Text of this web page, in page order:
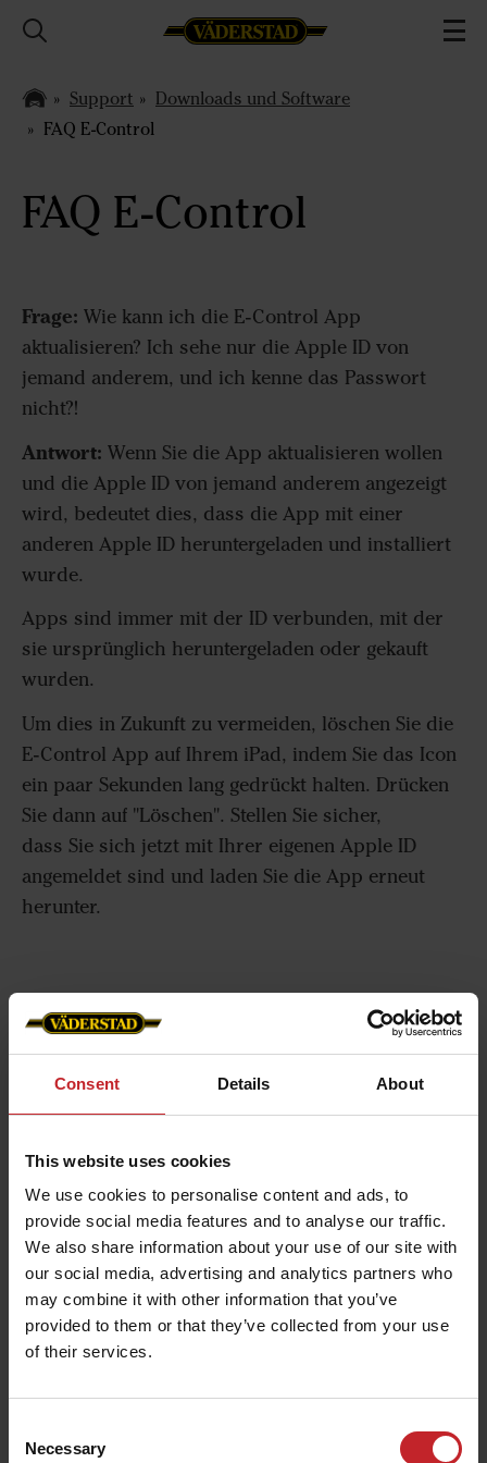
Consent Details About
This website uses cookies
We use cookies to personalise content and ads, to
provide social media features and to analyse our traffic.
We also share information about your use of our site with
our social media, advertising and analytics partners who
may combine it with other information that you’ve
provided to them or that they’ve collected from your use
of their services.
Selection
Necessary
Support
Downloads und Software
FAQ E-Control
FAQ E-Control
Frage: Wie kann ich die E-Control App
aktualisieren? Ich sehe nur die Apple ID von
jemand anderem, und ich kenne das Passwort
nicht?!
Antwort: Wenn Sie die App aktualisieren wollen
und die Apple ID von jemand anderem angezeigt
wird, bedeutet dies, dass die App mit einer
anderen Apple ID heruntergeladen und installiert
wurde.
Apps sind immer mit der ID verbunden, mit der
sie ursprünglich heruntergeladen oder gekauft
wurden.
Um dies in Zukunft zu vermeiden, löschen Sie die
E-Control App auf Ihrem iPad, indem Sie das Icon
ein paar Sekunden lang gedrückt halten. Drücken
Sie dann auf "Löschen". Stellen Sie sicher,
dass Sie sich jetzt mit Ihrer eigenen Apple ID
angemeldet sind und laden Sie die App erneut
herunter.
Wie lange sollte ein Gateway-Update dauern?
Ein Update braucht normalerweise 4-5 Minuten
und endet mit eine “Update complete”-Hinweis.
"Rebooting"-Text angezeigt werden sollte, stellen
Sie sicher, dass das iPad mit dem richtigen Wi-Fi-
Netz (dem Maschinen-WLAN) verbunden ist.
bekomme ich eine “Update Failed”-